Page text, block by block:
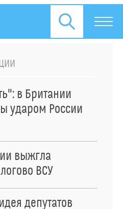
в Британии
ударом России
выжгла
ВСУ
депутатов